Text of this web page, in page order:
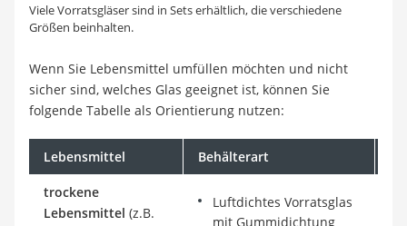
Viele Vorratsgläser sind in Sets erhältlich, die verschiedene
Größen beinhalten.
Wenn Sie Lebensmittel umfüllen möchten und nicht
sicher sind, welches Glas geeignet ist, können Sie
folgende Tabelle als Orientierung nutzen:
Lebensmittel Behälterart
trockene
Lebensmittel (z.B.
Luftdichtes Vorratsglas
mit Gummidichtung